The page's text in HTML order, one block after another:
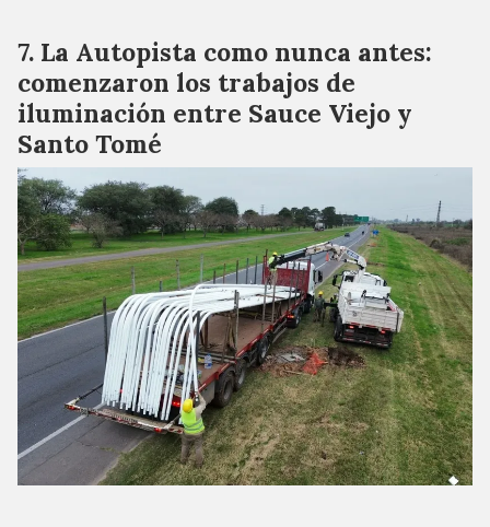
La Autopista como nunca antes:
comenzaron los trabajos de
iluminación entre Sauce Viejo y
Santo Tomé